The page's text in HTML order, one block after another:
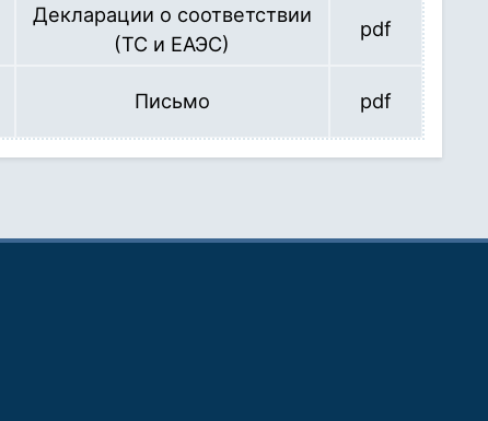
Декларации о соответствии
(ТС и ЕАЭС)
pdf
Письмо pdf